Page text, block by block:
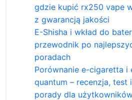
gdzie kupić rx250 vape
z gwarancją jakości
E-Shisha i wkład do
przewodnik po
poradach
Porównanie e-cigaretta i
quantum – recenzja, test
porady dla